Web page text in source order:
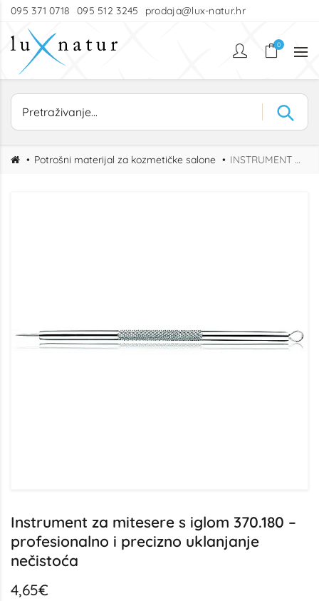
095 371 0718 095 512 3245 prodaja@lux-natur.hr
0
Potrošni materijal za kozmetičke salone INSTRUMENT ZA MITESERE S IGLOM
Instrument za mitesere s iglom 370.180 –
profesionalno i precizno uklanjanje
nečistoća
4,65€